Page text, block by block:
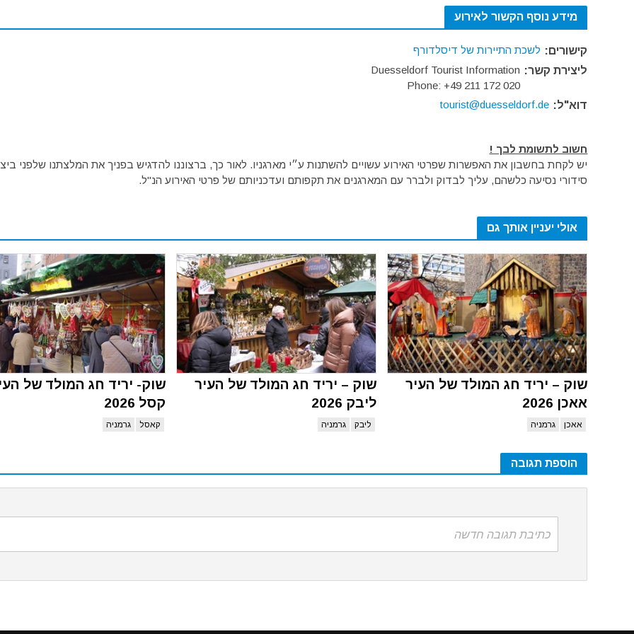
מידע נוסף הקשור לאירוע
קישורים: לשכת התיירות של דיסלדורף
ליצירת קשר: Duesseldorf Tourist Information
Phone: +49 211 172 020
דוא"ל: tourist@duesseldorf.de
חשוב לתשומת לבך !
יש לקחת בחשבון את האפשרות שפרטי האירוע עשויים להשתנות ע״י מארגניו. לאור כך, ברצוננו להדגיש בפניך את המלצתנו שלפני
סידורי נסיעה כלשהם, עליך לבדוק ולברר עם המארגנים את תקפותם ועדכניותם של פרטי האירוע הנ"ל.
אולי יעניין אותך גם
שוק – יריד חג המולד של העיר
אאכן 2026
אאכן גרמניה
שוק – יריד חג המולד של העיר
ליבק 2026
ליבק גרמניה
שוק- יריד חג המולד של
קסל 2026
קאסל גרמניה
הוספת תגובה
כתיבת תגובה חדשה
הינך מאשר את המשך השימוש בעוגיות אלו,לחץ כאןכדי לקרוא את מדיניות עוגיות הדפדפן שלנו.